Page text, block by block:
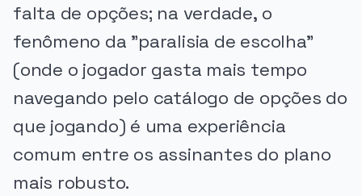
falta de opções; na verdade, o
fenômeno da "paralisia de escolha"
(onde o jogador gasta mais tempo
navegando pelo catálogo de opções do
que jogando) é uma experiência
comum entre os assinantes do plano
mais robusto.